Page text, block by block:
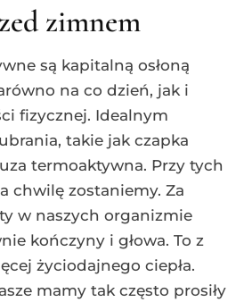
zimnem
są kapitalną osłoną
na co dzień, jak i
fizycznej. Idealnym
takie jak czapka
termoaktywna. Przy tych
chwilę zostaniemy. Za
w naszych organizmie
kończyny i głowa. To z
życiodajnego ciepła.
mamy tak często prosiły